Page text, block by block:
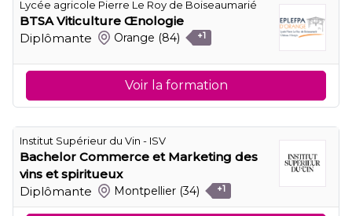
Lycée agricole Pierre Le Roy de Boiseaumarié
BTSA Viticulture Œnologie
Diplômante
Orange (84) +1
Voir la formation
Institut Supérieur du Vin - ISV
Bachelor Commerce et Marketing des
vins et spiritueux
Diplômante
Montpellier (34) +1